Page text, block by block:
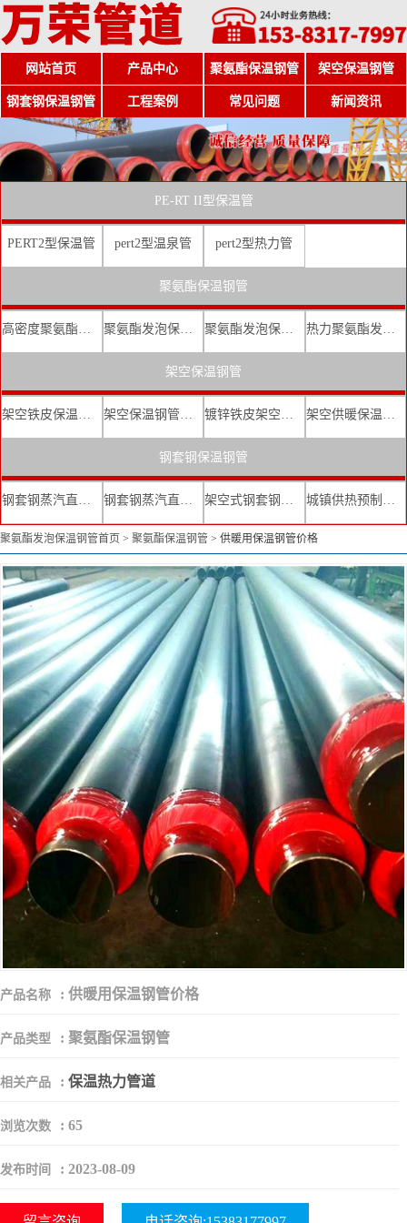
网站首页 产品中心 聚氨酯保温钢管 架空保温钢管
钢套钢保温钢管 工程案例 常见问题 新闻资讯
PE-RT II型保温管
PERT2型保温管 pert2型温泉管 pert2型热力管
聚氨酯保温钢管
高密度聚氨酯发泡保温钢管 聚氨酯发泡保温钢管厂家 聚氨酯发泡保温钢管价格 热力聚氨酯发泡直埋保温钢管
架空保温钢管
架空铁皮保温钢管 架空保温钢管厂家 镀锌铁皮架空保温管 架空供暖保温钢管
钢套钢保温钢管
钢套钢蒸汽直埋复合保温管 钢套钢蒸汽直埋保温管厂家 架空式钢套钢保温管 城镇供热预制直埋蒸汽保温管
聚氨酯发泡保温钢管首页 > 聚氨酯保温钢管 > 供暖用保温钢管价格
产品名称 : 供暖用保温钢管价格
产品类型 : 聚氨酯保温钢管
相关产品 : 保温热力管道
浏览次数 : 65
发布时间 : 2023-08-09